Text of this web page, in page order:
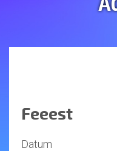
Feeest
Datum